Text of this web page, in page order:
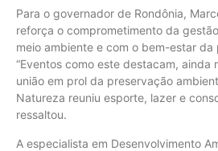
Para o governador de Rondônia,
reforça o comprometimento da
meio ambiente e com o bem-estar da
“Eventos como este destacam, ainda
união em prol da preservação
Natureza reuniu esporte, lazer e
ressaltou.
A especialista em Desenvolvimento